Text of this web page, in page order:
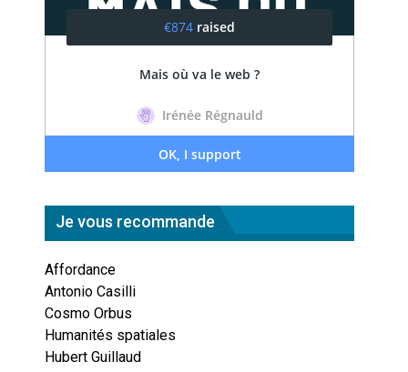
Je vous recommande
Affordance
Antonio Casilli
Cosmo Orbus
Humanités spatiales
Hubert Guillaud